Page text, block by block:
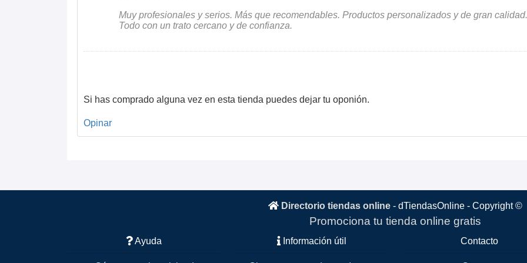
Muy profesionales y serios. Más que recomendables. Productos personalizados y de gran calidad.
Todo con un trato cercano y de confianza.
Si has comprado alguna vez en esta tienda puedes dejar tu oponión.
Opinar
Directorio tiendas online - dTiendasOnline - Copyright ©
Promociona tu tienda online gratis
Ayuda Información útil Contacto